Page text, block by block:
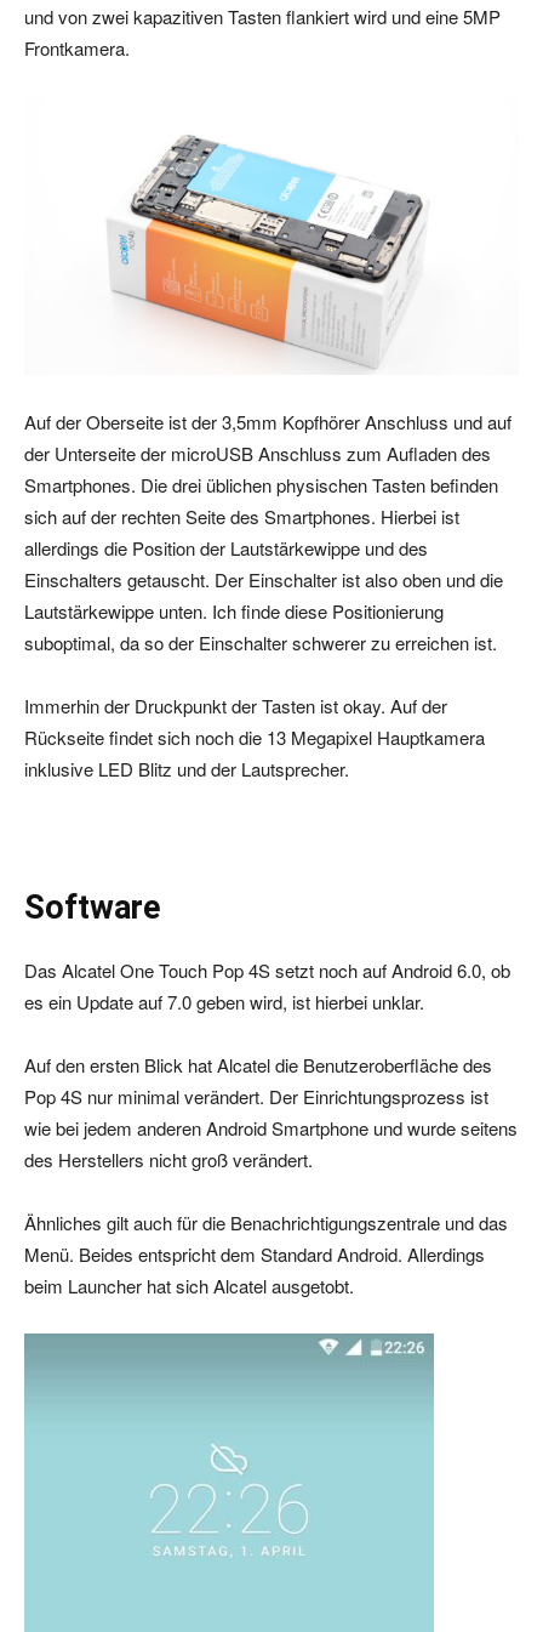
und von zwei kapazitiven Tasten flankiert wird und eine 5MP
Frontkamera.
Auf der Oberseite ist der 3,5mm Kopfhörer Anschluss und auf
der Unterseite der microUSB Anschluss zum Aufladen des
Smartphones. Die drei üblichen physischen Tasten befinden
sich auf der rechten Seite des Smartphones. Hierbei ist
allerdings die Position der Lautstärkewippe und des
Einschalters getauscht. Der Einschalter ist also oben und die
Lautstärkewippe unten. Ich finde diese Positionierung
suboptimal, da so der Einschalter schwerer zu erreichen ist.
Immerhin der Druckpunkt der Tasten ist okay. Auf der
Rückseite findet sich noch die 13 Megapixel Hauptkamera
inklusive LED Blitz und der Lautsprecher.
Software
Das Alcatel One Touch Pop 4S setzt noch auf Android 6.0, ob
es ein Update auf 7.0 geben wird, ist hierbei unklar.
Auf den ersten Blick hat Alcatel die Benutzeroberfläche des
Pop 4S nur minimal verändert. Der Einrichtungsprozess ist
wie bei jedem anderen Android Smartphone und wurde seitens
des Herstellers nicht groß verändert.
Ähnliches gilt auch für die Benachrichtigungszentrale und das
Menü. Beides entspricht dem Standard Android. Allerdings
beim Launcher hat sich Alcatel ausgetobt.